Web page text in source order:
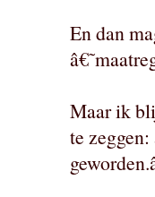
En dan
Maar ik
te